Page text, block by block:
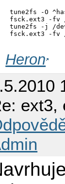
tune2fs -O
fsck.ext3 -fv
tune2fs -j /
Heron
ext3,